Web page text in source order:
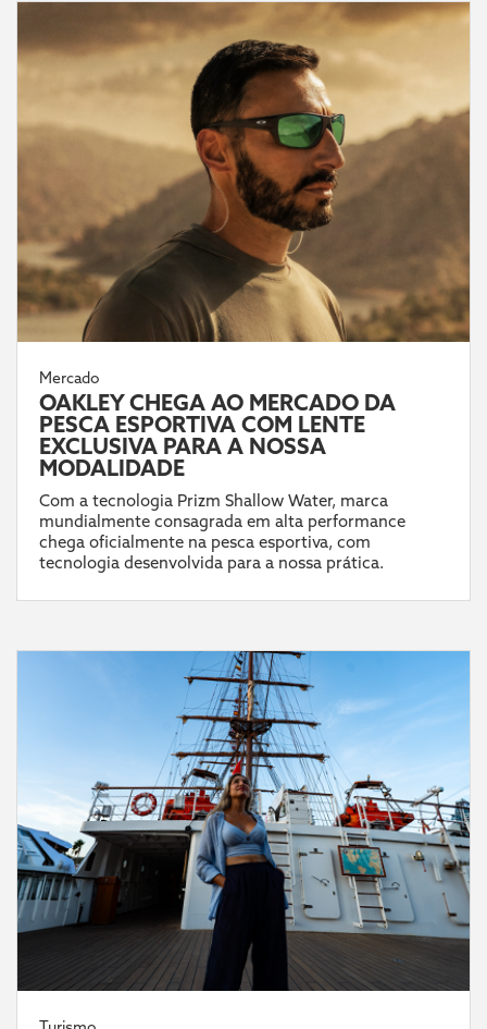
Mercado
OAKLEY CHEGA AO MERCADO DA
PESCA ESPORTIVA COM LENTE
EXCLUSIVA PARA A NOSSA
MODALIDADE
Com a tecnologia Prizm Shallow Water, marca
mundialmente consagrada em alta performance
chega oficialmente na pesca esportiva, com
tecnologia desenvolvida para a nossa prática.